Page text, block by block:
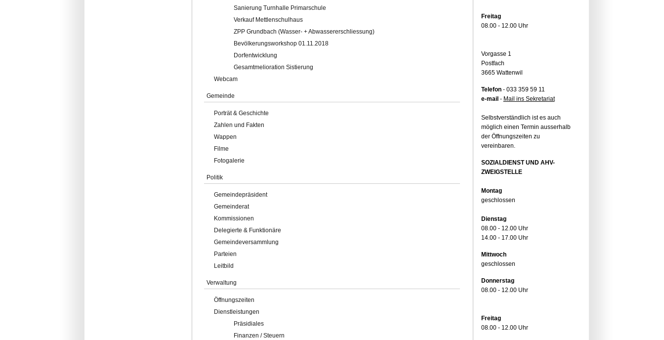
Sanierung Turnhalle Primarschule
Verkauf Mettlenschulhaus
ZPP Grundbach (Wasser- + Abwassererschliessung)
Bevölkerungsworkshop 01.11.2018
Dorfentwicklung
Gesamtmelioration Sistierung
Webcam
Gemeinde
Porträt & Geschichte
Zahlen und Fakten
Wappen
Filme
Fotogalerie
Politik
Gemeindepräsident
Gemeinderat
Kommissionen
Delegierte & Funktionäre
Gemeindeversammlung
Parteien
Leitbild
Verwaltung
Öffnungszeiten
Dienstleistungen
Präsidiales
Finanzen / Steuern
Freitag
08.00 - 12.00 Uhr
Vorgasse 1
Postfach
3665 Wattenwil
Telefon- 033 359 59 11
e-mail - Mail ins Sekretariat
Selbstverständlich ist es auch
möglich einen Termin ausserhalb
der Öffnungszeiten zu
vereinbaren.
SOZIALDIENST UND AHV-
ZWEIGSTELLE
Montag
geschlossen
Dienstag
08.00 - 12.00 Uhr
14.00 - 17.00 Uhr
Mittwoch
geschlossen
Donnerstag
08.00 - 12.00 Uhr
Freitag
08.00 - 12.00 Uhr